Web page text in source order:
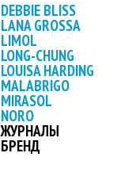
DEBBIE BLISS
LANA GROSSA
LIMOL
LONG-CHUNG
LOUISA HARDING
MALABRIGO
MIRASOL
NORO
ЖУРНАЛЫ
БРЕНД